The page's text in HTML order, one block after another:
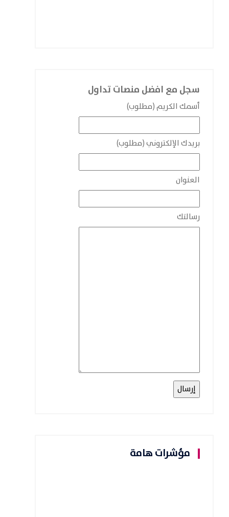
سجل مع افضل منصات تداول
أسمك الكريم (مطلوب)
بريدك الإلكتروني (مطلوب)
العنوان
رسالتك
مؤشرات هامة